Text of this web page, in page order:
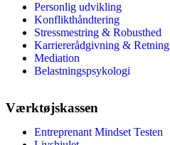
Personlig udvikling
Konflikthåndtering
Stressmestring & Robusthed
Karriererådgivning & Retning
Mediation
Belastningspsykologi
Værktøjskassen
Entreprenant Mindset Testen